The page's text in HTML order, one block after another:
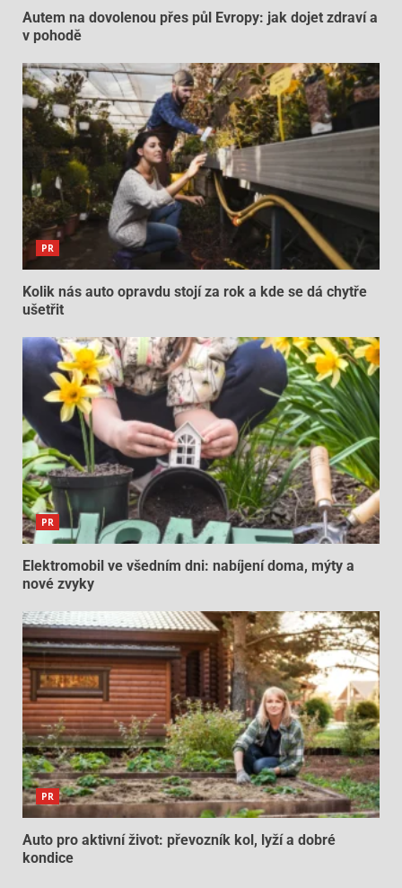
Autem na dovolenou přes půl Evropy: jak dojet zdraví a
v pohodě
PR
Kolik nás auto opravdu stojí za rok a kde se dá chytře
ušetřit
PR
Elektromobil ve všedním dni: nabíjení doma, mýty a
nové zvyky
PR
Auto pro aktivní život: převozník kol, lyží a dobré
kondice